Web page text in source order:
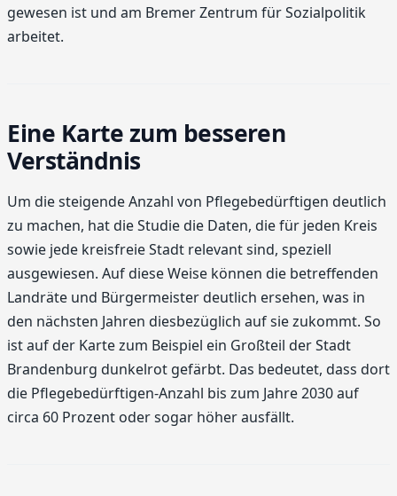
gewesen ist und am Bremer Zentrum für Sozialpolitik
arbeitet.
Eine Karte zum besseren
Verständnis
Um die steigende Anzahl von Pflegebedürftigen deutlich
zu machen, hat die Studie die Daten, die für jeden Kreis
sowie jede kreisfreie Stadt relevant sind, speziell
ausgewiesen. Auf diese Weise können die betreffenden
Landräte und Bürgermeister deutlich ersehen, was in
den nächsten Jahren diesbezüglich auf sie zukommt. So
ist auf der Karte zum Beispiel ein Großteil der Stadt
Brandenburg dunkelrot gefärbt. Das bedeutet, dass dort
die Pflegebedürftigen-Anzahl bis zum Jahre 2030 auf
circa 60 Prozent oder sogar höher ausfällt.